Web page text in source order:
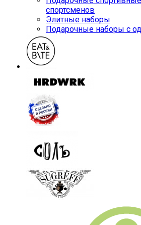
спортсменов
Элитные наборы
Подарочные наборы с